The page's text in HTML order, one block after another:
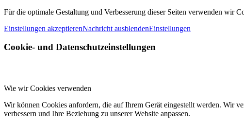
Für die optimale Gestaltung und Verbesserung dieser Seiten verwenden wir
Einstellungen akzeptierenNachricht ausblendenEinstellungen
Cookie- und Datenschutzeinstellungen
Wie wir Cookies verwenden
Wir können Cookies anfordern, die auf Ihrem Gerät eingestellt werden. Wir
verbessern und Ihre Beziehung zu unserer Website anpassen.